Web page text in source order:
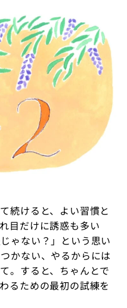
続けると、よい習慣と
目だけに誘惑も多い
ゃない？」という思い
かない、やるからには
。すると、ちゃんとで
るための最初の試練を